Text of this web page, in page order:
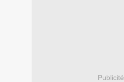
Publicité